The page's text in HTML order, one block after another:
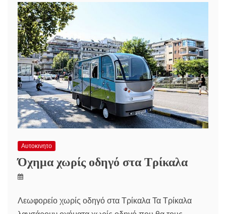
Αυτοκινητο
Όχημα χωρίς οδηγό στα Τρίκαλα
Λεωφορείο χωρίς οδηγό στα Τρίκαλα Τα Τρίκαλα